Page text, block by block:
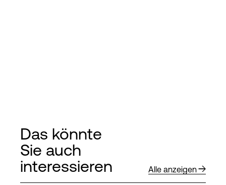
Das könnte
Sie auch
interessieren
Alle anzeigen